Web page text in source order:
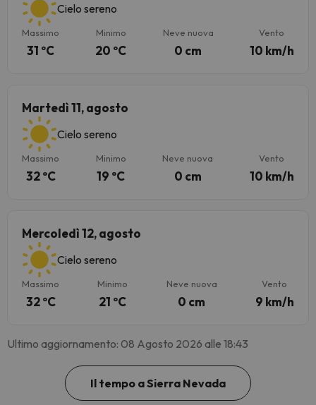
Cielo sereno
Massimo
31 ºC
Minimo
20 ºC
Neve nuova
0 cm
Vento
10 km/h
Martedì 11, agosto
Cielo sereno
Massimo
32 ºC
Minimo
19 ºC
Neve nuova
0 cm
Vento
10 km/h
Mercoledì 12, agosto
Cielo sereno
Massimo
32 ºC
Minimo
21 ºC
Neve nuova
0 cm
Vento
9 km/h
Ultimo aggiornamento: 08 Agosto 2026 alle 18:43
Il tempo a Sierra Nevada